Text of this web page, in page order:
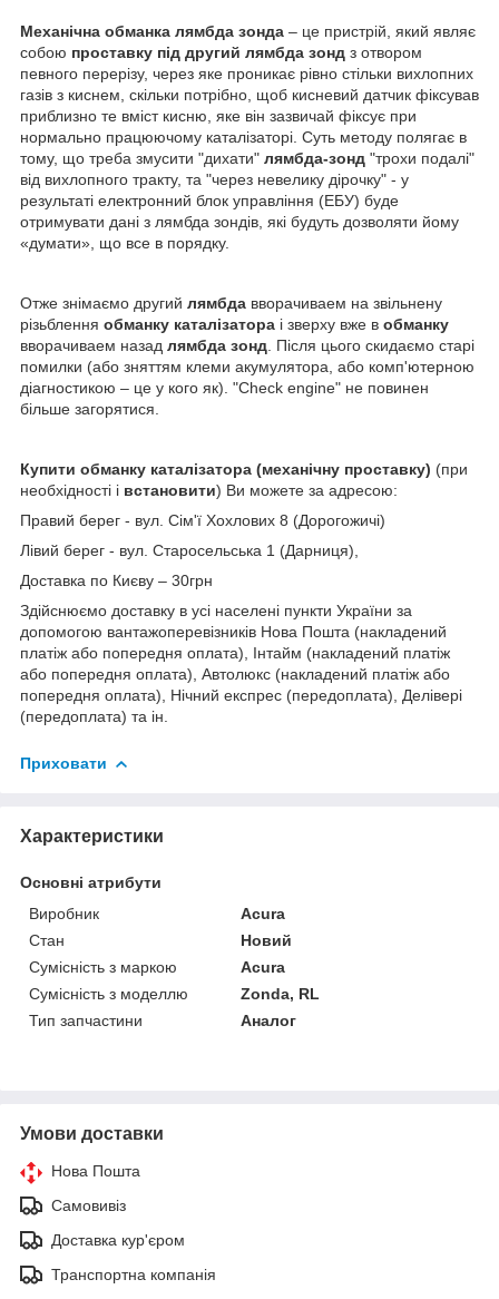
Механічна обманка лямбда зонда – це пристрій, який являє
собою проставку під другий лямбда зонд з отвором
певного перерізу, через яке проникає рівно стільки вихлопних
газів з киснем, скільки потрібно, щоб кисневий датчик фіксував
приблизно те вміст кисню, яке він зазвичай фіксує при
нормально працюючому каталізаторі. Суть методу полягає в
тому, що треба змусити "дихати" лямбда-зонд "трохи подалі"
від вихлопного тракту, та "через невелику дірочку" - у
результаті електронний блок управління (ЕБУ) буде
отримувати дані з лямбда зондів, які будуть дозволяти йому
«думати», що все в порядку.
Отже знімаємо другий лямбда вворачиваем на звільнену
різьблення обманку каталізатора і зверху вже в обманку
вворачиваем назад лямбда зонд . Після цього скидаємо старі
помилки (або зняттям клеми акумулятора, або комп'ютерною
діагностикою – це у кого як). "Check engine" не повинен
більше загорятися.
Купити обманку каталізатора (механічну проставку) (при
необхідності і встановити) Ви можете за адресою:
Правий берег - вул. Сім'ї Хохлових 8 (Дорогожичі)
Лівий берег - вул. Старосельська 1 (Дарниця),
Доставка по Києву – 30грн
Здійснюємо доставку в усі населені пункти України за
допомогою вантажоперевізників Нова Пошта (накладений
платіж або попередня оплата), Інтайм (накладений платіж
або попередня оплата), Автолюкс (накладений платіж або
попередня оплата), Нічний експрес (передоплата), Делівері
(передоплата) та ін.
Приховати
Характеристики
Основні атрибути
Виробник
Acura
Стан
Новий
Сумісність з маркою
Acura
Сумісність з моделлю
Zonda, RL
Тип запчастини
Аналог
Умови доставки
Нова Пошта
Самовивіз
Доставка кур'єром
Транспортна компанія